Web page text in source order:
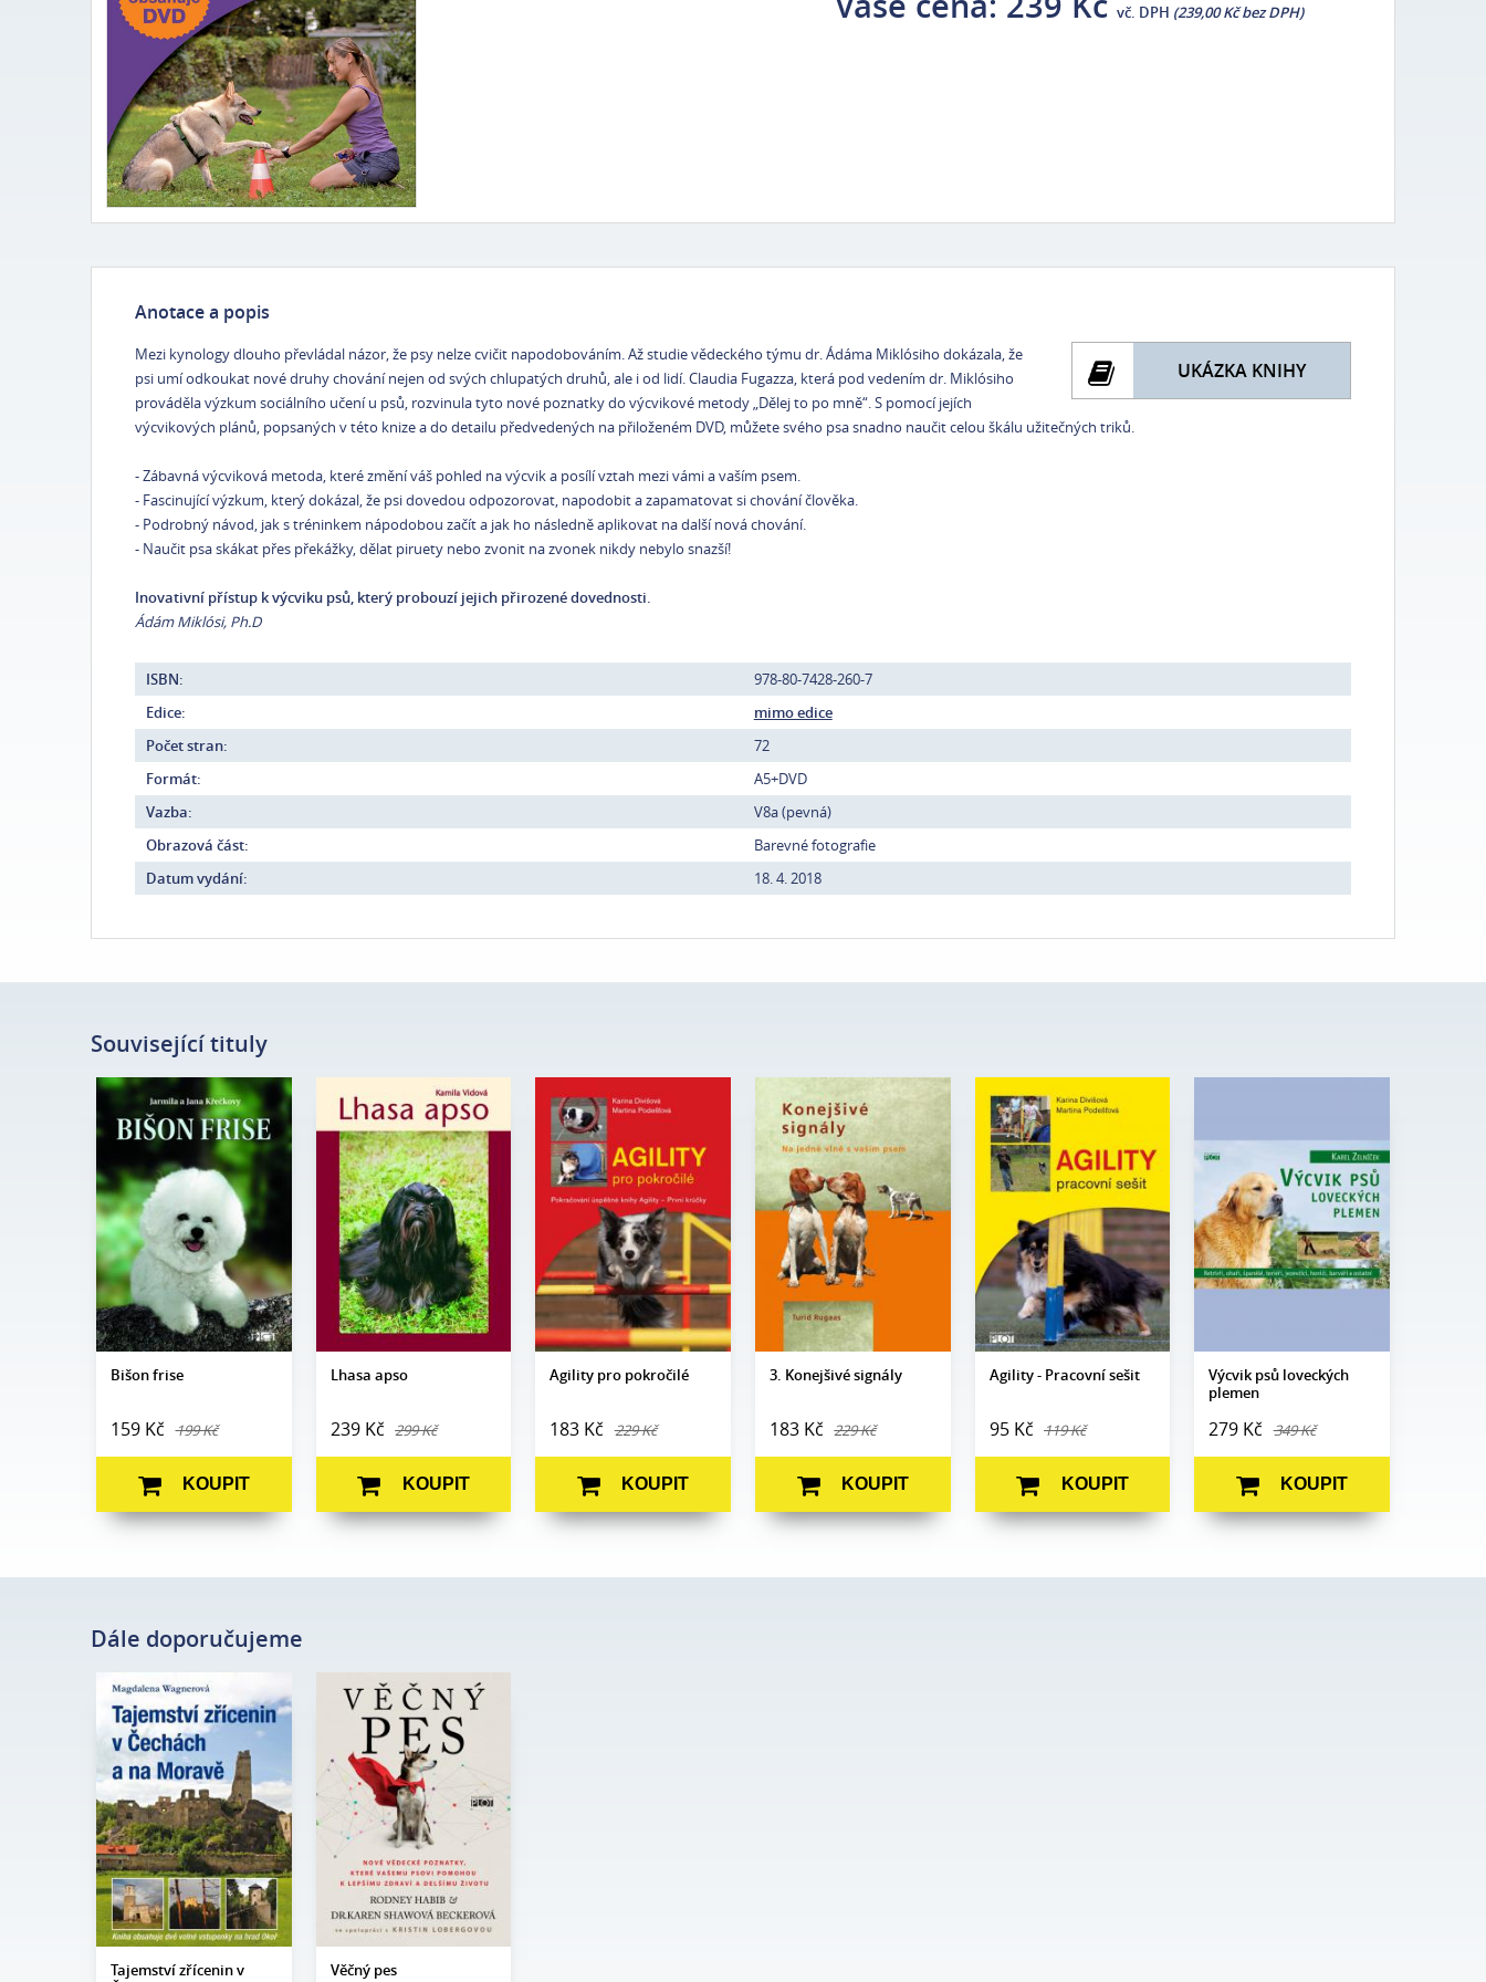
vč. DPH (239,00 Kč bez DPH)
Anotace a popis
UKÁZKA KNIHY
Mezi kynology dlouho převládal názor, že psy nelze cvičit napodobováním. Až studie vědeckého týmu dr. Ádáma Miklósiho dokázala, že
psi umí odkoukat nové druhy chování nejen od svých chlupatých druhů, ale i od lidí. Claudia Fugazza, která pod vedením dr. Miklósiho
prováděla výzkum sociálního učení u psů, rozvinula tyto nové poznatky do výcvikové metody „Dělej to po mně“. S pomocí jejích
výcvikových plánů, popsaných v této knize a do detailu předvedených na přiloženém DVD, můžete svého psa snadno naučit celou škálu užitečných triků.
- Zábavná výcviková metoda, které změní váš pohled na výcvik a posílí vztah mezi vámi a vaším psem.
- Fascinující výzkum, který dokázal, že psi dovedou odpozorovat, napodobit a zapamatovat si chování člověka.
- Podrobný návod, jak s tréninkem nápodobou začít a jak ho následně aplikovat na další nová chování.
- Naučit psa skákat přes překážky, dělat piruety nebo zvonit na zvonek nikdy nebylo snazší!
Inovativní přístup k výcviku psů, který probouzí jejich přirozené dovednosti.
Ádám Miklósi, Ph.D
ISBN:
978-80-7428-260-7
Edice:
mimo edice
Počet stran:
72
Formát:
A5+DVD
Vazba:
V8a (pevná)
Obrazová část:
Barevné fotografie
Datum vydání:
18. 4. 2018
Související tituly
Bišon frise
159 Kč 199 Kč
Jarmila a Jana
Křečkovy
Edice:
Počet
stran:
120
Formát:
A5
Vazba:
V8a (pevná)
Obrazová
část:
Černobílé a
barevné fotografie
Datum
vydání:
10. 10. 2002
KOUPIT
Lhasa apso
239 Kč 299 Kč
Autor:
Kamila Vidová
Edice:
Portréty
Počet
stran:
200
Formát:
A5
Vazba:
V8a (pevná)
Obrazová
část:
Černobílé a
barevné fotografie
Datum
vydání:
24. 5. 2005
KOUPIT
Agility pro pokročilé
183 Kč 229 Kč
Autor:
Karina Divišová,
Martina
Podešťová
Edice:
Edukace
stran:
128
Formát:
A5
Vazba:
V8a (pevná)
Obrazová
část:
Černobílé a
barevné fotografie
Datum
vydání:
30. 10. 2009
KOUPIT
3. Konejšivé signály
183 Kč 229 Kč
Autor:
Turid Rugaas
Edice:
Edukace
Počet
stran:
100
Formát:
A5
Vazba:
V8 (pevná)
Obrazová
část:
Černobílé a
barevné fotografie
Datum
vydání:
1. 10. 2024
KOUPIT
Agility - Pracovní sešit
95 Kč 119 Kč
Autor:
Karina Divišová,
Martina
Podešťová
Počet
stran:
Formát:
Vazba:
V2 (brož.)
Obrazová
část:
čb ilustrace
Datum
vydání:
20. 11. 2009
KOUPIT
Výcvik psů loveckých
plemen
279 Kč 349 Kč
Autor:
Karel Zelníček
Edice:
Edukace
Počet
stran:
238
Formát:
210 x 145
Vazba:
V8a (pevná)
Obrazová
část:
čb a barev.
fotografie
KOUPIT
Dále doporučujeme
Tajemství zřícenin v
Autor:
Magdalena
Wagnerová
Edice:
mimo edice
Počet
stran:
200
Formát:
160 x 230
Vazba:
V8a (pevná)
Obrazová
část:
Barevné
fotografie
Datum
vydání:
27. 10. 2011
Věčný pes
Autor:
Rodney Habib, Dr.
Karen Shawová
Beckerová
Edice:
Edukace
Počet
stran:
408
Formát:
165 x 237
Vazba:
V8a (pevná)
Datum
vydání:
28. 5. 2024